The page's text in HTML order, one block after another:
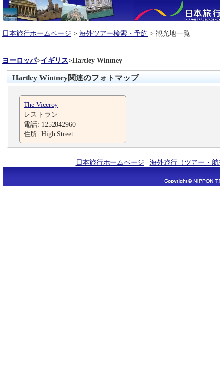
日本旅行ホームページ > 海外ツアー検索・予約 > 観光地一覧
ヨーロッパ>イギリス>Hartley Wintney
Hartley Wintney関連のフォトマップ
The Viceroy
レストラン
電話: 1252842960
住所: High Street
| 日本旅行ホームページ | 海外旅行（ツアー・航